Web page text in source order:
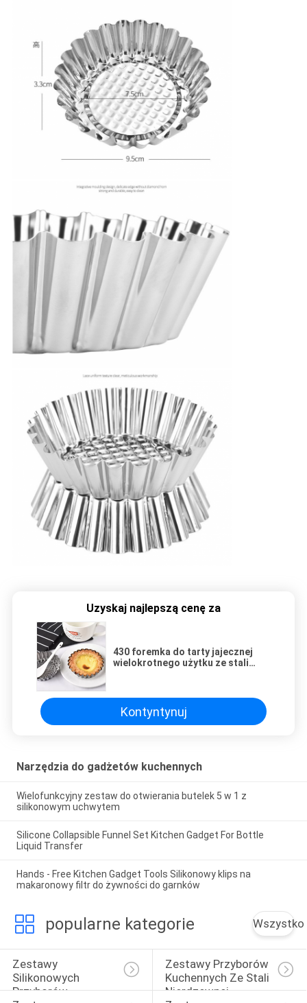
Uzyskaj najlepszą cenę za
430 foremka do tarty jajecznej
wielokrotnego użytku ze stali
foremka do ciasta DIY narzędzie
do pieczenia
Kontyntynuj
Narzędzia do gadżetów kuchennych
Wielofunkcyjny zestaw do otwierania butelek 5 w 1 z
silikonowym uchwytem
Silicone Collapsible Funnel Set Kitchen Gadget For Bottle
Liquid Transfer
Hands - Free Kitchen Gadget Tools Silikonowy klips na
makaronowy filtr do żywności do garnków
popularne kategorie Wszystko
Zestawy
Silikonowych
Przyborów
Zestawy Przyborów
Kuchennych Ze Stali
Nierdzewnej